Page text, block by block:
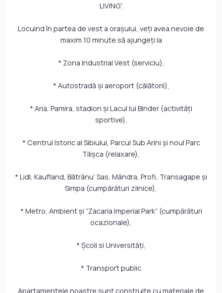
LIVING”.
Locuind în partea de vest a oraşului, veţi avea nevoie de
maxim 10 minute să ajungeţi la
* Zona Industrial Vest (serviciu),
* Autostradă și aeroport (călătorii),
* Aria, Pamira, stadion și Lacul lui Binder (activități
sportive),
* Centrul Istoric al Sibiului, Parcul Sub Arini și noul Parc
Tilișca (relaxare),
* Lidl, Kaufland, Bătrânu’ Sas, Mândra, Profi, Transagape și
Simpa (cumpărături zilnice),
* Metro, Ambient și ”Zacaria Imperial Park” (cumpărături
ocazionale),
* Școli si Universități,
* Transport public
Apartamentele noastre sunt construite cu materiale de